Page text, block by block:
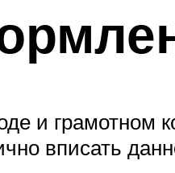
и грамотном
вписать